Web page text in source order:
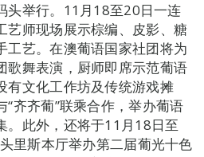
头举行。11月18至20日一连
艺师现场展示棕编、皮影、糖
工艺。在澳葡语国家社团将为
歌舞表演，厨师即席示范葡语
有文化工作坊及传统游戏摊
齐齐葡”联乘合作，举办葡语
。此外，还将于11月18日至
里斯本厅举办第二届葡光十色